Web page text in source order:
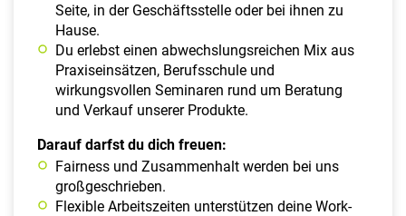
Seite, in der Geschäftsstelle oder bei ihnen zu
Hause.
Du erlebst einen abwechslungsreichen Mix aus
Praxiseinsätzen, Berufsschule und
wirkungsvollen Seminaren rund um Beratung
und Verkauf unserer Produkte.
Darauf darfst du dich freuen:
Fairness und Zusammenhalt werden bei uns
großgeschrieben.
Flexible Arbeitszeiten unterstützen deine Work-